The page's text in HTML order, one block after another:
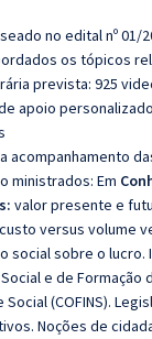
no edital nº 01/
os tópicos
prevista: 925
apoio
acompanhamento
ministrados: Em
valor presente e
versus volume
social sobre o lucro.
e de Formação
(COFINS).
Noções de